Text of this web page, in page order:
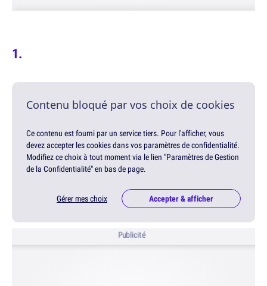
Contenu bloqué par vos choix de cookies
Ce contenu est fourni par un service tiers. Pour l'afficher, vous
devez accepter les cookies dans vos paramètres de confidentialité.
Modifiez ce choix à tout moment via le lien "Paramètres de Gestion
de la Confidentialité" en bas de page.
Gérer mes choix Accepter & afficher
Publicité